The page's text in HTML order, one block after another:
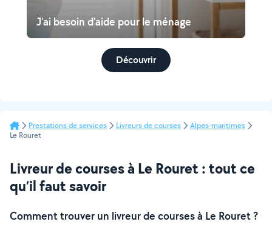
J'ai besoin d'aide pour le ménage
Découvrir
Prestations de services Livreurs de courses
Alpes-maritimes
Le Rouret
Livreur de courses à Le Rouret : tout ce
qu’il faut savoir
Comment trouver un livreur de courses à Le Rouret ?